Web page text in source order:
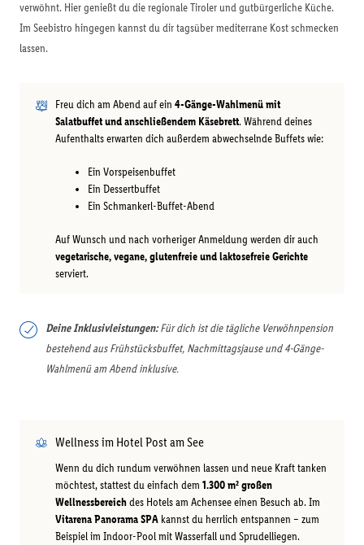
verwöhnt. Hier genießt du die regionale Tiroler und gutbürgerliche Küche.
Im Seebistro hingegen kannst du dir tagsüber mediterrane Kost schmecken
lassen.
Freu dich am Abend auf ein 4-Gänge-Wahlmenü mit
Salatbuffet und anschließendem Käsebrett. Während deines
Aufenthalts erwarten dich außerdem abwechselnde Buffets wie:
Ein Vorspeisenbuffet
Ein Dessertbuffet
Ein Schmankerl-Buffet-Abend
Auf Wunsch und nach vorheriger Anmeldung werden dir auch
vegetarische, vegane, glutenfreie und laktosefreie Gerichte
serviert.
Deine Inklusivleistungen:Für dich ist die tägliche Verwöhnpension
bestehend aus Frühstücksbuffet, Nachmittagsjause und 4-Gänge-
Wahlmenü am Abend inklusive.
Wellness im Hotel Post am See
Wenn du dich rundum verwöhnen lassen und neue Kraft tanken
möchtest, stattest du einfach dem 1.300 m² großen
Wellnessbereichdes Hotels am Achensee einen Besuch ab. Im
Vitarena Panorama SPA kannst du herrlich entspannen – zum
Beispiel im Indoor-Pool mit Wasserfall und Sprudelliegen.